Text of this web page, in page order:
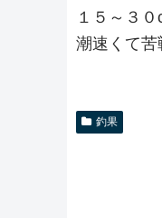
１５～３
潮速くて苦
釣果